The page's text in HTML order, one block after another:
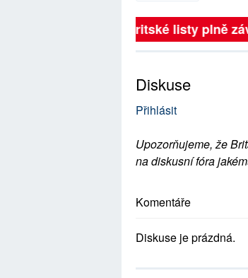
Britské listy plně
Diskuse
Přihlásit
Upozorňujeme, že
na diskusní fóra
Komentáře
Diskuse je prázdná.